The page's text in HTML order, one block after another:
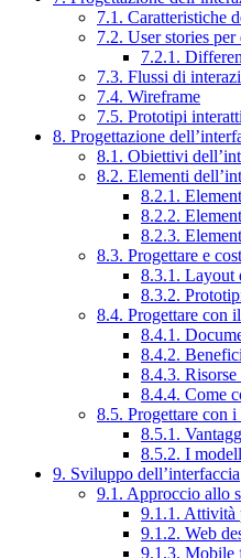
7.1. Caratteristiche
7.2. User stories
7.2.1.
7.3. Flussi di
7.4. Wireframe
7.5. Prototipi
8. Progettazione
8.1. Obiettivi
8.2. Elementi
8.2.1.
8.2.2.
8.2.3.
8.3. Progettare e
8.3.1. Layout
8.3.2.
8.4. Progettare con
8.4.1.
8.4.2.
8.4.3. Risorse
8.4.4. Come
8.5. Progettare con
8.5.1.
8.5.2. I
9. Sviluppo dell’interfaccia
9.1. Approccio allo
9.1.1. Attività
9.1.2. Web
9.1.3. Mobile